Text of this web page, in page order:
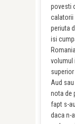
povesti
calatorii
periuta
isi
volumul
superior
Aud
nota de
fapt s-
daca n-